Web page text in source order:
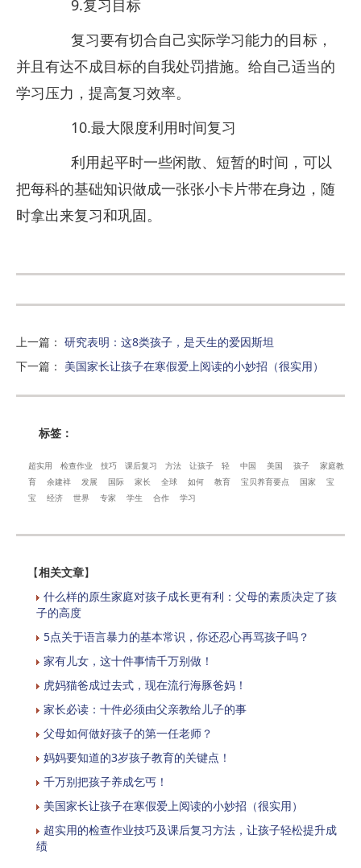
9.复习目标
复习要有切合自己实际学习能力的目标，
并且有达不成目标的自我处罚措施。给自己适当的
学习压力，提高复习效率。
10.最大限度利用时间复习
利用起平时一些闲散、短暂的时间，可以
把每科的基础知识做成一张张小卡片带在身边，随
时拿出来复习和巩固。
上一篇 ： 研究表明：这8类孩子，是天生的爱因斯坦
下一篇 ： 美国家长让孩子在寒假爱上阅读的小妙招（很实用）
标签：
超实用 检查作业 技巧 课后复习 方法 让孩子 轻 中国 美国 孩子
家庭教
育
余建祥 发展 国际 家长 全球 如何 教育 宝贝养育要点 国家
宝
宝
经济 世界 专家 学生 合作 学习
【相关文章】
什么样的原生家庭对孩子成长更有利：父母的素质决定了孩
子的高度
5点关于语言暴力的基本常识，你还忍心再骂孩子吗？
家有儿女，这十件事情千万别做！
虎妈猫爸成过去式，现在流行海豚爸妈！
家长必读：十件必须由父亲教给儿子的事
父母如何做好孩子的第一任老师？
妈妈要知道的3岁孩子教育的关键点！
千万别把孩子养成乞丐！
美国家长让孩子在寒假爱上阅读的小妙招（很实用）
超实用的检查作业技巧及课后复习方法，让孩子轻松提升成
绩